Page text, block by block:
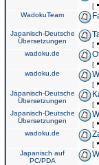
[
WadokuTeam
Japanisch-Deutsche
Übersetzungen
[
wadoku.de
[
wadoku.de
[
Japanisch-Deutsche
Übersetzungen
[
Japanisch-Deutsche
Übersetzungen
[
wadoku.de
[
Japanisch auf
PC/PDA